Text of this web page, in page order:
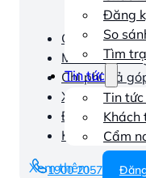
Đăng
So
Tìm
Tin tức
Tin
Khách
Cẩm
1900 2057
Giá VinFast
Mua VF 5 trả
Chi phí trả
Xe điện VF 5
Điều kiện vay
Kết luận
Xem thêm